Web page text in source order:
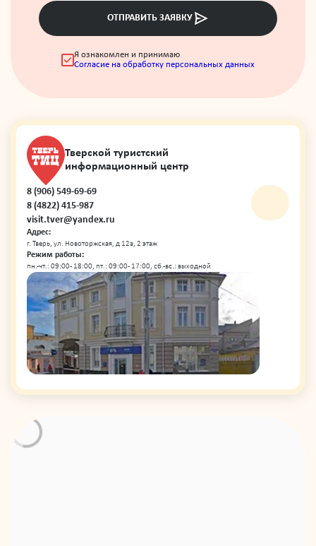
ОТПРАВИТЬ ЗАЯВКУ
Я ознакомлен и принимаю
Согласие на обработку персональных данных
Тверской туристский
информационный центр
8 (906) 549-69-69
8 (4822) 415-987
visit.tver@yandex.ru
Адрес:
г. Тверь, ул. Новоторжская, д 12а, 2 этаж
Режим работы:
пн.-чт.: 09:00 - 18:00, пт.: 09:00 - 17:00, сб.-вс.: выходной